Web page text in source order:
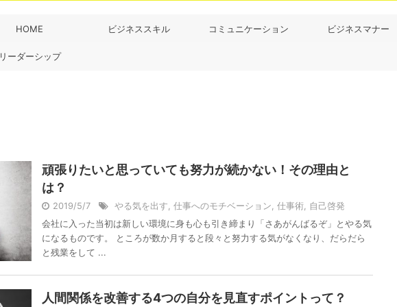
HOME ビジネススキル コミュニケーション ビジネスマナー
リーダーシップ
頑張りたいと思っていても努力が続かない！その理由と
は？
2019/5/7 やる気を出す, 仕事へのモチベーション, 仕事術, 自己啓発
会社に入った当初は新しい環境に身も心も引き締まり「さあがんばるぞ」とやる気
になるものです。 ところが数か月すると段々と努力する気がなくなり、だらだら
と残業をして ...
人間関係を改善する4つの自分を見直すポイントって？